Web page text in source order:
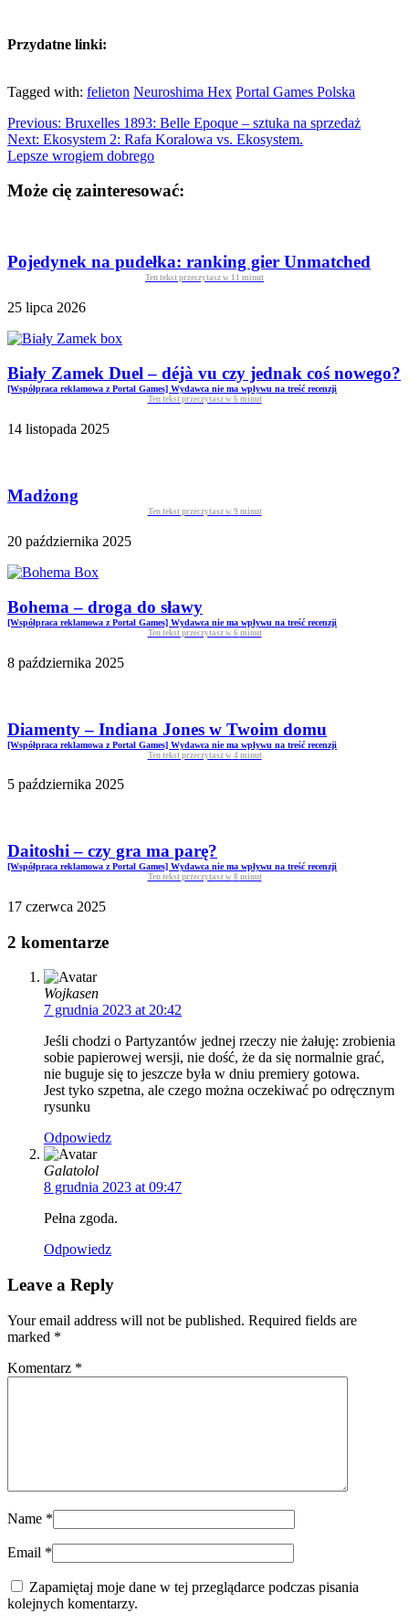
Przydatne linki:
Tagged with: felieton Neuroshima Hex Portal Games Polska
Previous: Bruxelles 1893: Belle Epoque – sztuka na sprzedaż
Next: Ekosystem 2: Rafa Koralowa vs. Ekosystem.
Lepsze wrogiem dobrego
Może cię zainteresować:
Pojedynek na pudełka: ranking gier Unmatched
Ten tekst przeczytasz w 11 minut
25 lipca 2026
Biały Zamek Duel – déjà vu czy jednak coś nowego?
[Współpraca reklamowa z Portal Games] Wydawca nie ma wpływu na treść recenzji
Ten tekst przeczytasz w 6 minut
14 listopada 2025
Madżong
Ten tekst przeczytasz w 9 minut
20 października 2025
Bohema – droga do sławy
[Współpraca reklamowa z Portal Games] Wydawca nie ma wpływu na treść recenzji
Ten tekst przeczytasz w 6 minut
8 października 2025
Diamenty – Indiana Jones w Twoim domu
[Współpraca reklamowa z Portal Games] Wydawca nie ma wpływu na treść recenzji
Ten tekst przeczytasz w 4 minut
5 października 2025
Daitoshi – czy gra ma parę?
[Współpraca reklamowa z Portal Games] Wydawca nie ma wpływu na treść recenzji
Ten tekst przeczytasz w 8 minut
17 czerwca 2025
2 komentarze
Wojkasen
7 grudnia 2023 at 20:42
Jeśli chodzi o Partyzantów jednej rzeczy nie żałuję: zrobienia
sobie papierowej wersji, nie dość, że da się normalnie grać,
nie buguje się to jeszcze była w dniu premiery gotowa.
Jest tyko szpetna, ale czego można oczekiwać po odręcznym
rysunku
Odpowiedz
Galatolol
8 grudnia 2023 at 09:47
Pełna zgoda.
Odpowiedz
Leave a Reply
Your email address will not be published. Required fields are
marked *
Komentarz *
Name *
Email *
Zapamiętaj moje dane w tej przeglądarce podczas pisania
kolejnych komentarzy.